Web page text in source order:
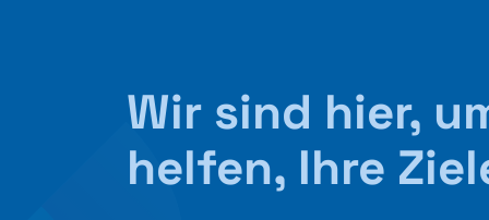
Wir sind hier,
helfen, Ihre